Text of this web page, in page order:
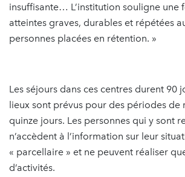
insuffisante… L’institution souligne une
atteintes graves, durables et répétées
personnes placées en rétention. »
Les séjours dans ces centres durent 90
lieux sont prévus pour des périodes de
quinze jours. Les personnes qui y sont
n’accèdent à l’information sur leur
« parcellaire » et ne peuvent réaliser
d’activités.